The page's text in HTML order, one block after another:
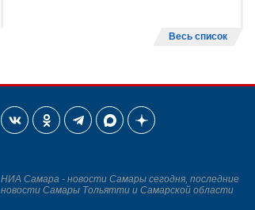
Весь список
НИА Самара - новости Самары сегодня, последние
новости Самары Тольятти и Самарской области